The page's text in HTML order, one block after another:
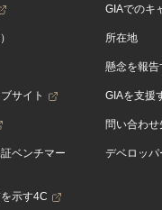
サイト
ベンチマー
示す4C
GIAでのキ
所在地
懸念を報告
GIAを支援
問い合わせ
デベロッパ